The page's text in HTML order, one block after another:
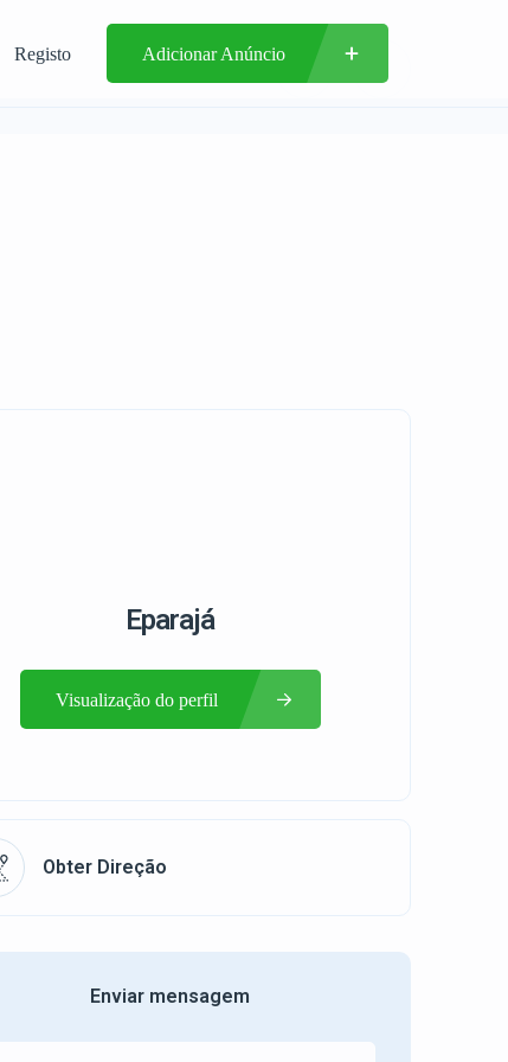
Registo Adicionar Anúncio
Eparajá
Visualização do perfil
Obter Direção
Enviar mensagem